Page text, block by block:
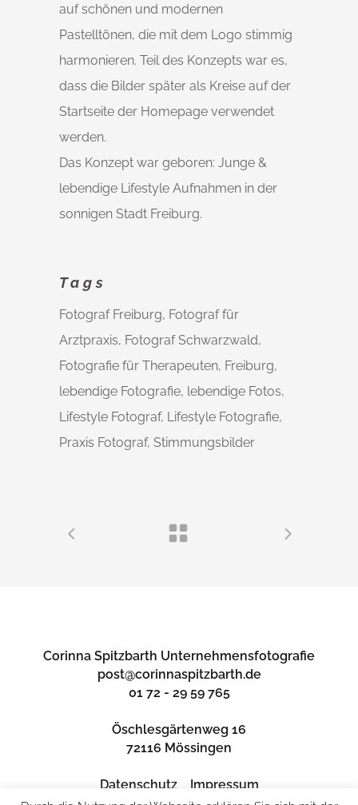
auf schönen und modernen
Pastelltönen, die mit dem Logo stimmig
harmonieren. Teil des Konzepts war es,
dass die Bilder später als Kreise auf der
Startseite der Homepage verwendet
werden.
Das Konzept war geboren: Junge &
lebendige Lifestyle Aufnahmen in der
sonnigen Stadt Freiburg.
Tags
Fotograf Freiburg, Fotograf für
Arztpraxis, Fotograf Schwarzwald,
Fotografie für Therapeuten, Freiburg,
lebendige Fotografie, lebendige Fotos,
Lifestyle Fotograf, Lifestyle Fotografie,
Praxis Fotograf, Stimmungsbilder
Corinna Spitzbarth Unternehmensfotografie
post@corinnaspitzbarth.de
01 72 - 29 59 765
Öschlesgärtenweg 16
72116 Mössingen
Datenschutz Impressum